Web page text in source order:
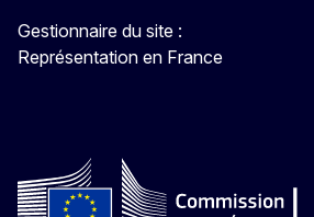
Gestionnaire du site :
Représentation en France